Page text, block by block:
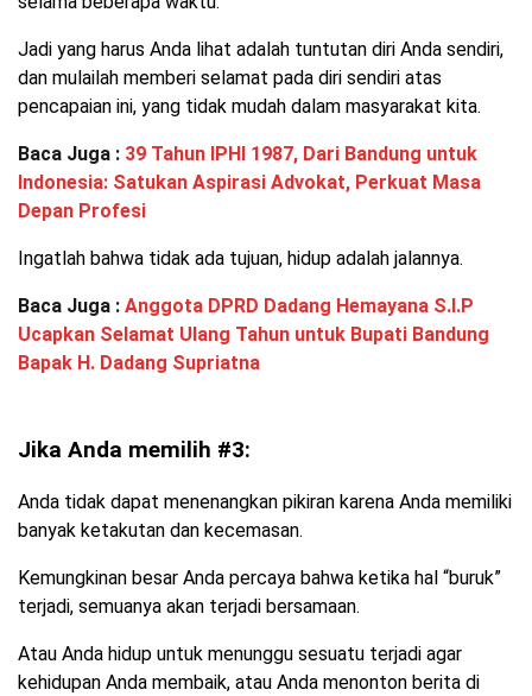
Jadi yang harus Anda lihat adalah tuntutan diri Anda sendiri,
dan mulailah memberi selamat pada diri sendiri atas
pencapaian ini, yang tidak mudah dalam masyarakat kita.
Baca Juga : 39 Tahun IPHI 1987, Dari Bandung untuk
Indonesia: Satukan Aspirasi Advokat, Perkuat Masa
Depan Profesi
Ingatlah bahwa tidak ada tujuan, hidup adalah jalannya.
Baca Juga : Anggota DPRD Dadang Hemayana S.I.P
Ucapkan Selamat Ulang Tahun untuk Bupati Bandung
Bapak H. Dadang Supriatna
Jika Anda memilih #3:
Anda tidak dapat menenangkan pikiran karena Anda memiliki
banyak ketakutan dan kecemasan.
Kemungkinan besar Anda percaya bahwa ketika hal “buruk”
terjadi, semuanya akan terjadi bersamaan.
Atau Anda hidup untuk menunggu sesuatu terjadi agar
kehidupan Anda membaik, atau Anda menonton berita di